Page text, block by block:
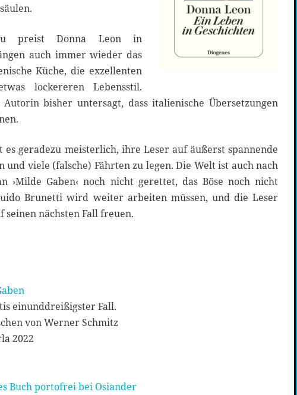
preist Donna Leon in
auch immer wieder das
Küche, die exzellenten
lockereren Lebensstil.
bisher untersagt, dass italienische Übersetzungen
es geradezu meisterlich, ihre Leser auf äußerst spannende
und viele (falsche) Fährten zu legen. Die Welt ist auch nach
›Milde Gaben‹ noch nicht gerettet, das Böse noch nicht
Brunetti wird weiter arbeiten müssen, und die Leser
seinen nächsten Fall freuen.
einunddreißigster Fall.
von Werner Schmitz
2022
Buch portofrei bei Osiander